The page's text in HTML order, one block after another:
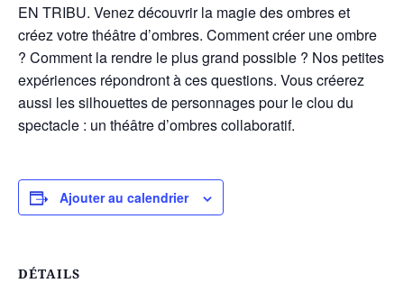
EN TRIBU. Venez découvrir la magie des ombres et
créez votre théâtre d’ombres. Comment créer une ombre
? Comment la rendre le plus grand possible ? Nos petites
expériences répondront à ces questions. Vous créerez
aussi les silhouettes de personnages pour le clou du
spectacle : un théâtre d’ombres collaboratif.
Ajouter au calendrier
DÉTAILS